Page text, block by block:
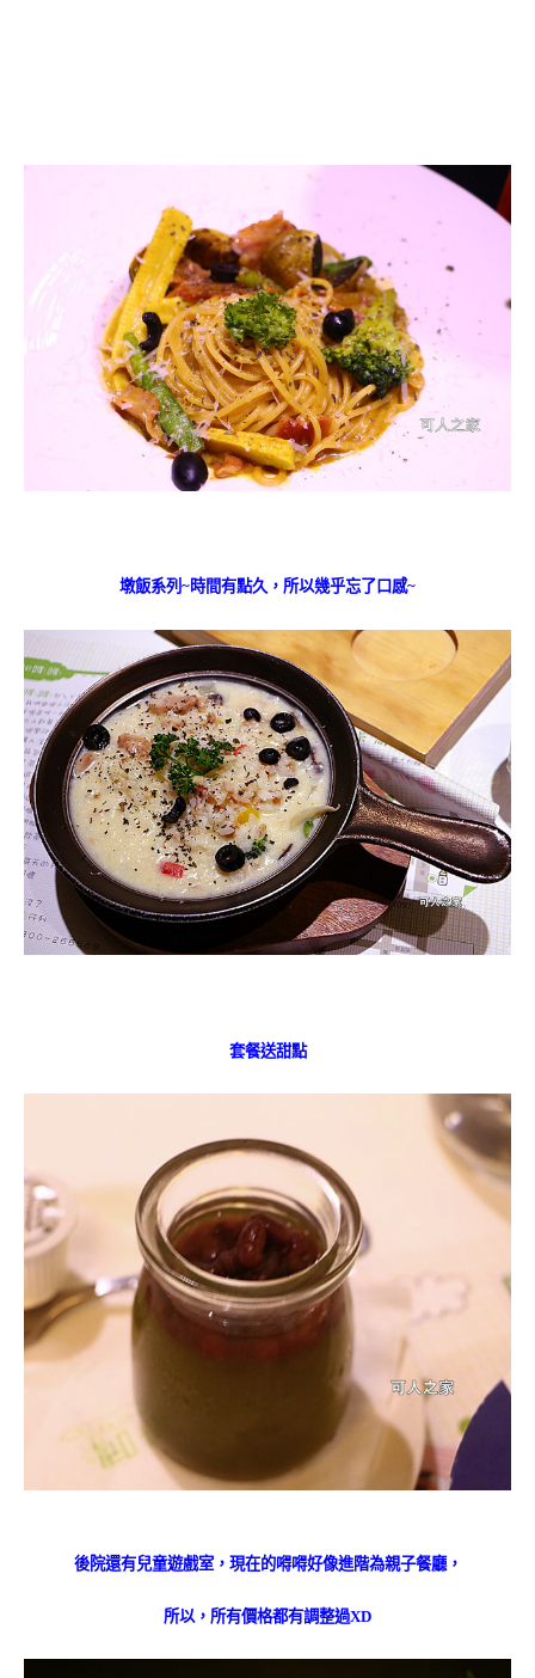
墩飯系列~時間有點久，所以幾乎忘了口感~
套餐送甜點
後院還有兒童遊戲室，現在的嘚嘚好像進階為親子餐廳，
所以，所有價格都有調整過XD